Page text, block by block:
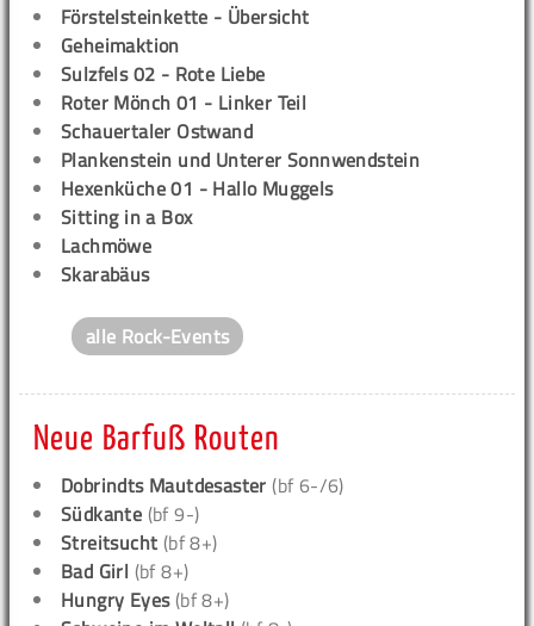
Förstelsteinkette - Übersicht
Geheimaktion
Sulzfels 02 - Rote Liebe
Roter Mönch 01 - Linker Teil
Schauertaler Ostwand
Plankenstein und Unterer Sonnwendstein
Hexenküche 01 - Hallo Muggels
Sitting in a Box
Lachmöwe
Skarabäus
alle Rock-Events
Neue Barfuß Routen
Dobrindts Mautdesaster (bf 6-/6)
Südkante (bf 9-)
Streitsucht (bf 8+)
Bad Girl (bf 8+)
Hungry Eyes(bf 8+)